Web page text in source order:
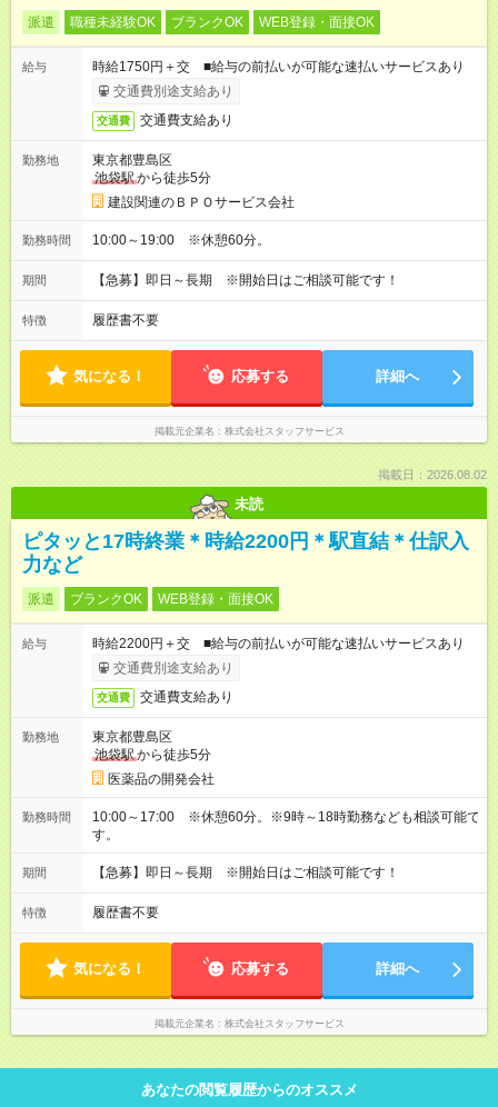
派遣 職種未経験OK ブランクOK WEB登録・面接OK
給与
時給1750円＋交 ■給与の前払いが可能な速払いサービスあり
交通費別途支給あり
交通費 交通費支給あり
勤務地
東京都豊島区
池袋駅から徒歩5分
建設関連のＢＰＯサービス会社
勤務時間 10:00～19:00 ※休憩60分。
期間 【急募】即日～長期 ※開始日はご相談可能です！
特徴 履歴書不要
気になる！ 応募する 詳細へ
掲載元企業名 株式会社スタッフサービス
掲載日：2026.08.02
未読
ピタッと17時終業＊時給2200円＊駅直結＊仕訳入
力など
派遣 ブランクOK WEB登録・面接OK
給与
時給2200円＋交 ■給与の前払いが可能な速払いサービスあり
交通費別途支給あり
交通費 交通費支給あり
勤務地
東京都豊島区
池袋駅から徒歩5分
医薬品の開発会社
勤務時間
10:00～17:00 ※休憩60分。※9時～18時勤務なども相談可能で
す。
期間 【急募】即日～長期 ※開始日はご相談可能です！
特徴 履歴書不要
気になる！ 応募する 詳細へ
掲載元企業名 株式会社スタッフサービス
あなたの閲覧履歴からのオススメ